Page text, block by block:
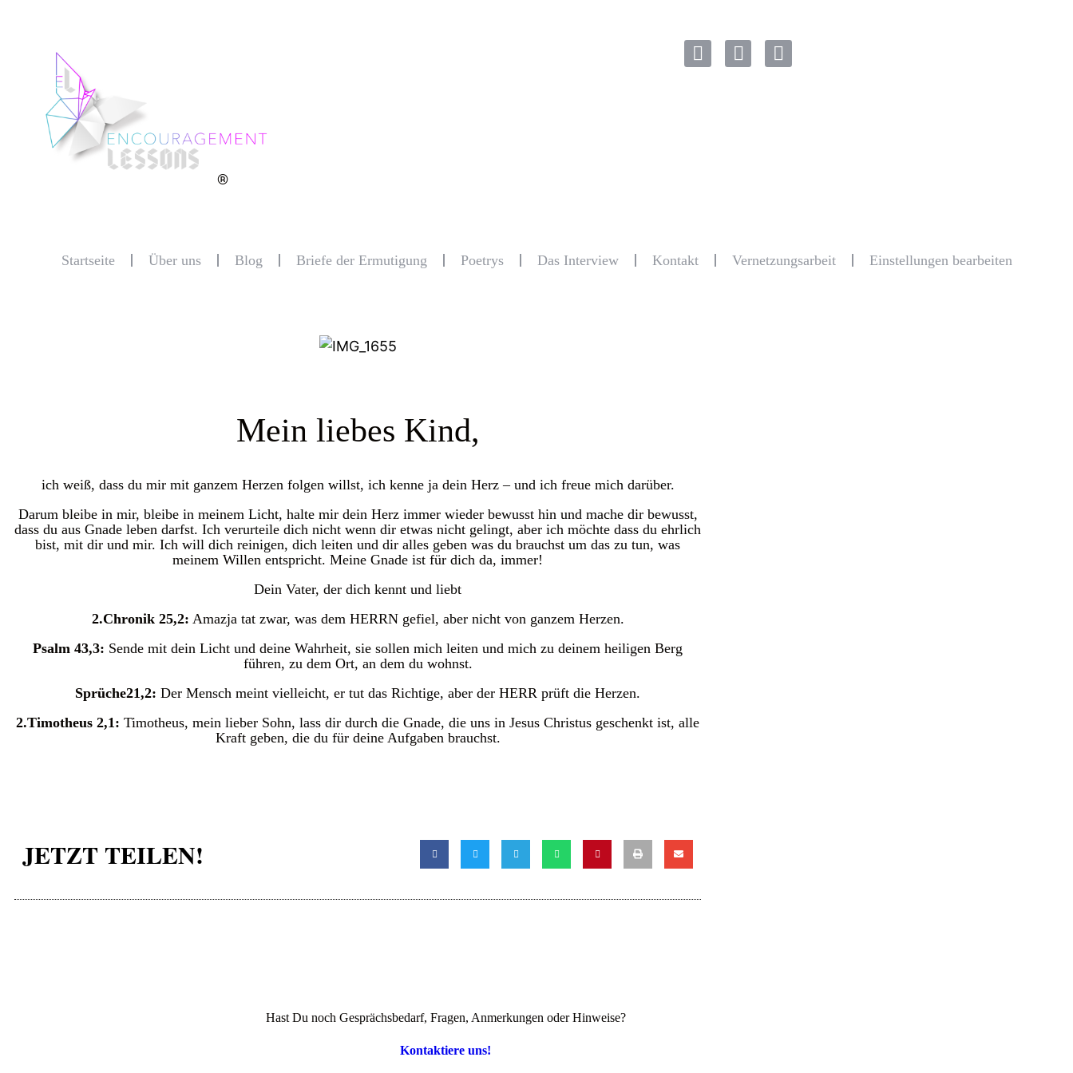
®
Startseite Über uns Blog Briefe der Ermutigung Poetrys Das Interview Kontakt Vernetzungsarbeit Einstellungen bearbeiten
Mein liebes Kind,
ich weiß, dass du mir mit ganzem Herzen folgen willst, ich kenne ja dein Herz – und ich freue mich darüber.
Darum bleibe in mir, bleibe in meinem Licht, halte mir dein Herz immer wieder bewusst hin und mache dir bewusst,
dass du aus Gnade leben darfst. Ich verurteile dich nicht wenn dir etwas nicht gelingt, aber ich möchte dass du ehrlich
bist, mit dir und mir. Ich will dich reinigen, dich leiten und dir alles geben was du brauchst um das zu tun, was
meinem Willen entspricht. Meine Gnade ist für dich da, immer!
Dein Vater, der dich kennt und liebt
2.Chronik 25,2: Amazja tat zwar, was dem HERRN gefiel, aber nicht von ganzem Herzen.
Psalm 43,3: Sende mit dein Licht und deine Wahrheit, sie sollen mich leiten und mich zu deinem heiligen Berg
führen, zu dem Ort, an dem du wohnst.
Sprüche21,2: Der Mensch meint vielleicht, er tut das Richtige, aber der HERR prüft die Herzen.
2.Timotheus 2,1: Timotheus, mein lieber Sohn, lass dir durch die Gnade, die uns in Jesus Christus geschenkt ist, alle
Kraft geben, die du für deine Aufgaben brauchst.
JETZT TEILEN!
Hast Du noch Gesprächsbedarf, Fragen, Anmerkungen oder Hinweise?
Kontaktiere uns!